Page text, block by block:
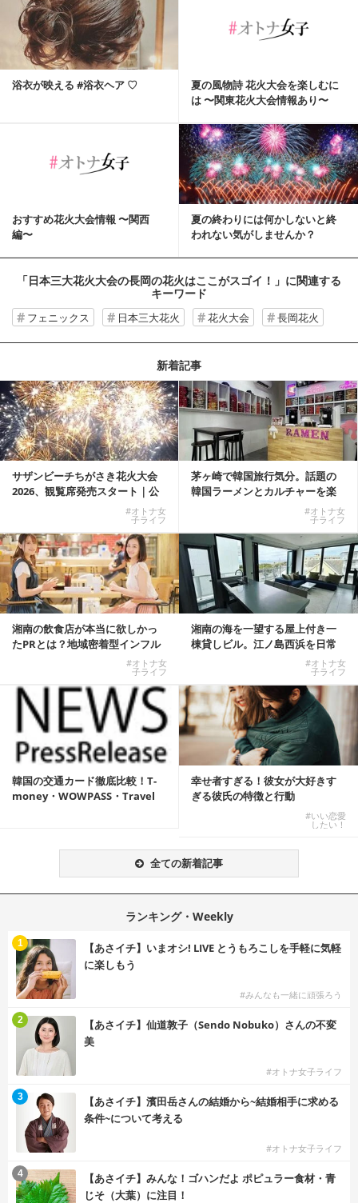
浴衣が映える #浴衣ヘア ♡
夏の風物詩 花火大会を楽しむに
は 〜関東花火大会情報あり〜
おすすめ花火大会情報 〜関西
編〜
夏の終わりには何かしないと終
われない気がしませんか？
「日本三大花火大会の長岡の花火はここがスゴイ！」 に関連する
キーワード
フェニックス 日本三大花火 花火大会 長岡花火
新着記事
サザンビーチちがさき花火大会
2026、観覧席発売スタート｜公
#オトナ女
子ライフ
茅ヶ崎で韓国旅行気分。話題の
韓国ラーメンとカルチャーを楽
#オトナ女
子ライフ
湘南の飲食店が本当に欲しかっ
たPRとは？地域密着型インフル
#オトナ女
子ライフ
湘南の海を一望する屋上付き一
棟貸しビル。江ノ島西浜を日常
#オトナ女
子ライフ
韓国の交通カード徹底比較！T-
money・WOWPASS・Travel
幸せ者すぎる！彼女が大好きす
ぎる彼氏の特徴と行動
#いい恋愛
したい！
全ての新着記事
ランキング・Weekly
【あさイチ】いまオシ! LIVE とうもろこしを手軽に気軽
に楽しもう
#みんなも一緒に頑張ろう
1
【あさイチ】仙道敦子（Sendo Nobuko）さんの不変
美
#オトナ女子ライフ
2
【あさイチ】濱田岳さんの結婚から~結婚相手に求める
条件~について考える
#オトナ女子ライフ
3
【あさイチ】みんな！ゴハンだよ ポピュラー食材・青
じそ（大葉）に注目！
4